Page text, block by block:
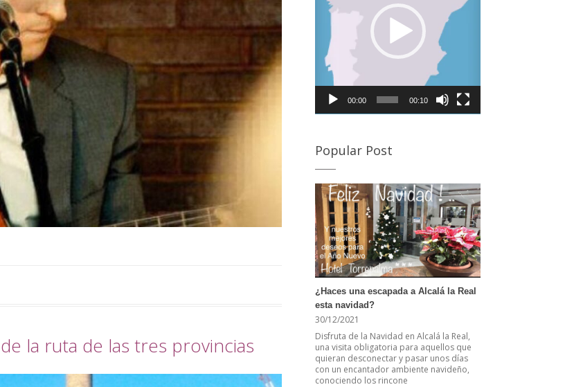
junto con el turismo activo. Por último, el
magenta simboliza un sendero abierto y se
en el turismo experiencial, unido al ocio y los
La marca puede verse en las banderolas que
ha instalado en la fachada de Palacio
y el entorno de Capuchinos, en el Paseo de los
El cartel de la Semana […]
provincia de Córdoba para visitar la Semana Santa de
Almedinilla y Priego de Córdoba Desde Alcalá la Real, a
tan sólo 20 minutos de nuestro hotel podrás disfrutar
de la Semana Santa de Almedinilla. Semana Santa de
Priego de Córdoba A tan sólo 30 minutos e nuestro
hotel puedes disfrutar de otro de los pueblos de
Córdoba en Semana Santa. Si deseas conocer en
detalle sus procesiones te dejamos este enlace. […]
la ruta de las tres provincias
00:00 00:10
Popular Post
¿Haces una escapada a Alcalá la Real
esta navidad?
30/12/2021
Disfruta de la Navidad en Alcalá la Real,
una visita obligatoria para aquellos que
quieran desconectar y pasar unos días
con un encantador ambiente navideño,
conociendo los rincone